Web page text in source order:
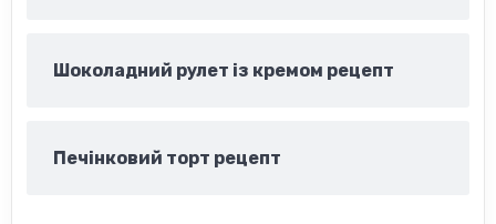
Шоколадний рулет із кремом рецепт
Печінковий торт рецепт